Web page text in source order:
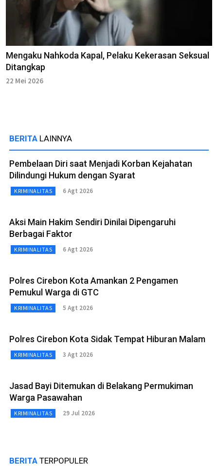
Mengaku Nahkoda Kapal, Pelaku Kekerasan Seksual
Ditangkap
22 Mei 2026
BERITA LAINNYA
Pembelaan Diri saat Menjadi Korban Kejahatan
Dilindungi Hukum dengan Syarat
KRIMINALITAS 6 Agt 2026
Aksi Main Hakim Sendiri Dinilai Dipengaruhi
Berbagai Faktor
KRIMINALITAS 6 Agt 2026
Polres Cirebon Kota Amankan 2 Pengamen
Pemukul Warga di GTC
KRIMINALITAS 5 Agt 2026
Polres Cirebon Kota Sidak Tempat Hiburan Malam
KRIMINALITAS 3 Agt 2026
Jasad Bayi Ditemukan di Belakang Permukiman
Warga Pasawahan
KRIMINALITAS 29 Jul 2026
BERITA TERPOPULER